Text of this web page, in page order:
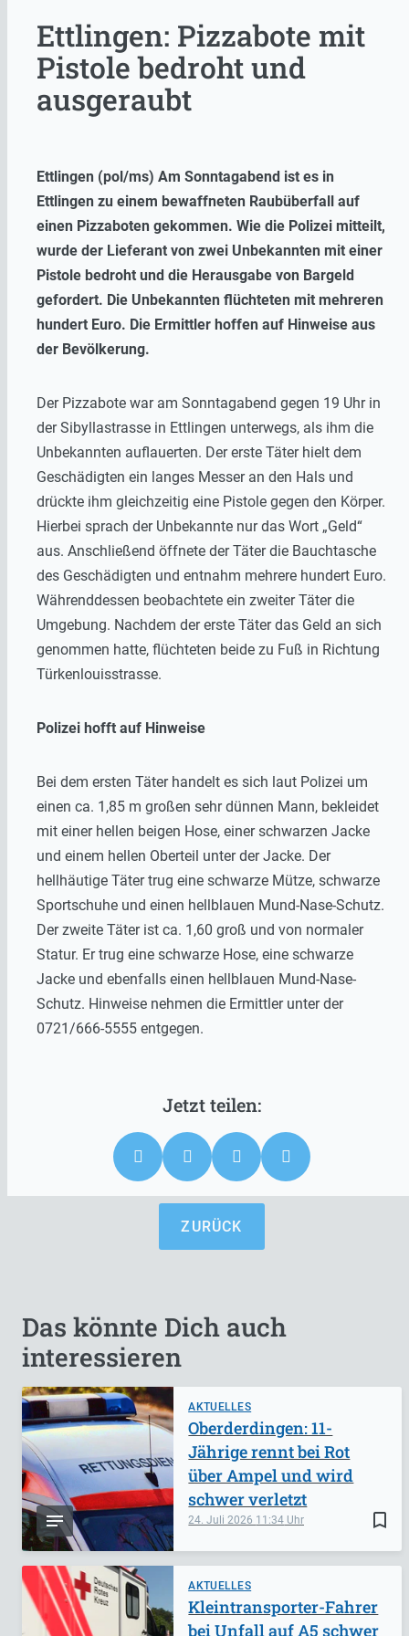
Ettlingen: Pizzabote mit
Pistole bedroht und
ausgeraubt
Ettlingen (pol/ms) Am Sonntagabend ist es in
Ettlingen zu einem bewaffneten Raubüberfall auf
einen Pizzaboten gekommen. Wie die Polizei mitteilt,
wurde der Lieferant von zwei Unbekannten mit einer
Pistole bedroht und die Herausgabe von Bargeld
gefordert. Die Unbekannten flüchteten mit mehreren
hundert Euro. Die Ermittler hoffen auf Hinweise aus
der Bevölkerung.
Der Pizzabote war am Sonntagabend gegen 19 Uhr in
der Sibyllastrasse in Ettlingen unterwegs, als ihm die
Unbekannten auflauerten. Der erste Täter hielt dem
Geschädigten ein langes Messer an den Hals und
drückte ihm gleichzeitig eine Pistole gegen den Körper.
Hierbei sprach der Unbekannte nur das Wort „Geld“
aus. Anschließend öffnete der Täter die Bauchtasche
des Geschädigten und entnahm mehrere hundert Euro.
Währenddessen beobachtete ein zweiter Täter die
Umgebung. Nachdem der erste Täter das Geld an sich
genommen hatte, flüchteten beide zu Fuß in Richtung
Türkenlouisstrasse.
Polizei hofft auf Hinweise
Bei dem ersten Täter handelt es sich laut Polizei um
einen ca. 1,85 m großen sehr dünnen Mann, bekleidet
mit einer hellen beigen Hose, einer schwarzen Jacke
und einem hellen Oberteil unter der Jacke. Der
hellhäutige Täter trug eine schwarze Mütze, schwarze
Sportschuhe und einen hellblauen Mund-Nase-Schutz.
Der zweite Täter ist ca. 1,60 groß und von normaler
Statur. Er trug eine schwarze Hose, eine schwarze
Jacke und ebenfalls einen hellblauen Mund-Nase-
Schutz. Hinweise nehmen die Ermittler unter der
0721/666-5555 entgegen.
ZURÜCK
Das könnte Dich auch
interessieren
AKTUELLES
bookmark_border
24. Juli 2026 11:34
Oberderdingen: 11-
Jährige rennt bei Rot
über Ampel und wird
schwer verletzt
AKTUELLES
Kleintransporter-Fahrer
bei Unfall auf A5 schwer